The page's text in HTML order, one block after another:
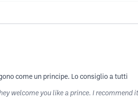
come un principe. Lo consiglio a tutti
welcome you like a prince. I recommend